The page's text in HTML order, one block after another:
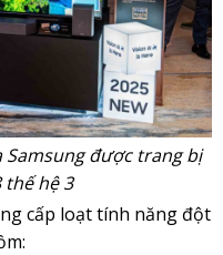
Samsung được trang bị
thế hệ 3
cấp loạt tính năng đột